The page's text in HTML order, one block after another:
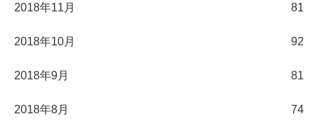
2018年11月 81
2018年10月 92
2018年9月 81
2018年8月 74